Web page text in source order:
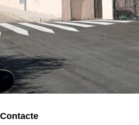
Contacte